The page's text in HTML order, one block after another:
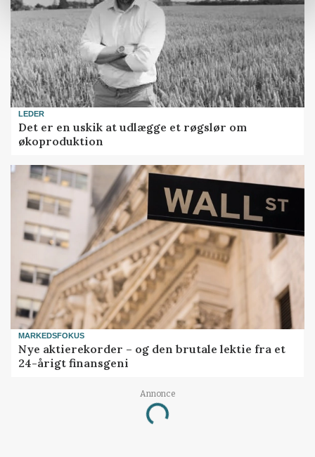
LEDER
Det er en uskik at udlægge et røgslør om
økoproduktion
MARKEDSFOKUS
Nye aktierekorder – og den brutale lektie fra et
24-årigt finansgeni
Annonce
Loading...